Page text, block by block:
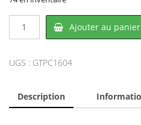
PC1604,
Ajouter au panier
UGS : GTPC1604
Description